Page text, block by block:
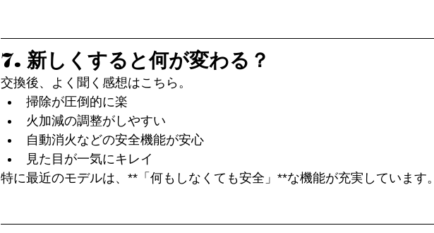
7. 新しくすると何が変わる？
交換後、よく聞く感想はこちら。
掃除が圧倒的に楽
火加減の調整がしやすい
自動消火などの安全機能が安心
見た目が一気にキレイ
特に最近のモデルは、**「何もしなくても安全」**な機能が充実しています